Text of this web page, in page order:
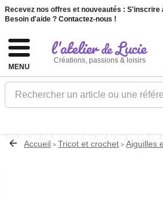
Recevez nos offres et nouveautés : S'inscrire
Besoin d'aide ? Contactez-nous !
MENU
Créations, passions & loisirs
Rechercher un article ou une
Accueil > Tricot et crochet > Aiguilles